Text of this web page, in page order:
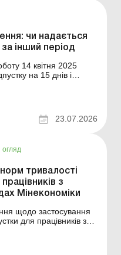
чи надається
інший період
14 квітня 2025
на 15 днів і
на оздоровлення в
днів за період 2025–
2026 роки? Більше за темою: Чи враховуєтьс...
23.07.2026
огляд
тривалості
з
Мінекономіки
щодо застосування
для працівників з
до якої дати можна